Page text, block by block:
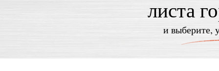
листа
и выберите,